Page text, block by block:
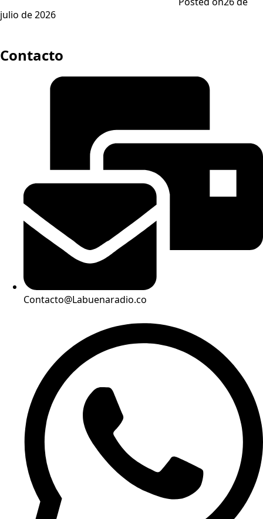
julio de 2026
Contacto
Contacto@Labuenaradio.co